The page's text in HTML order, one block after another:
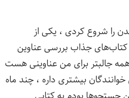
را شروع کردی ، یکی از
کتاب‌های جذاب بررسی عناوین
همه جالبتر برای من عناوینی هست
بیشتری داره ، چند ماه